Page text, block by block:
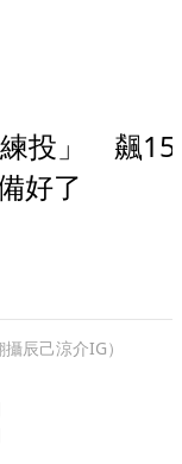
練投」 飆
好了
辰己涼介IG）